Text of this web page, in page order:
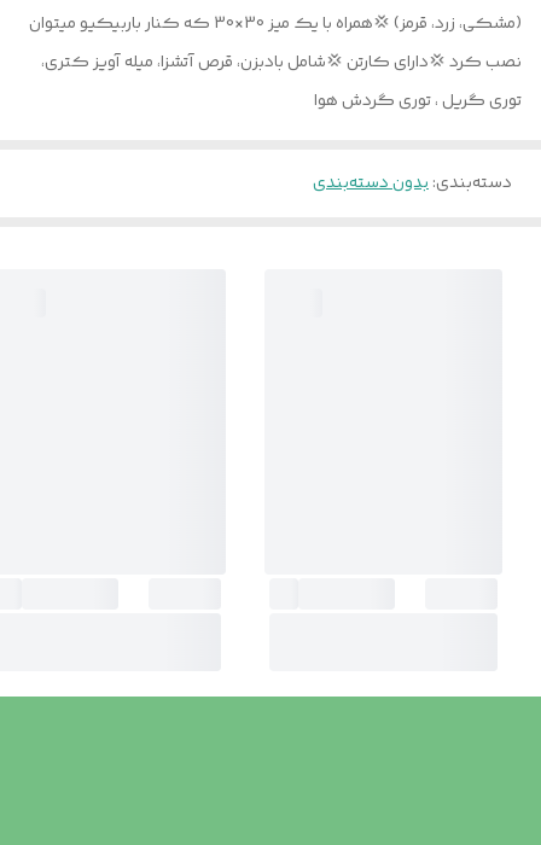
(مشکی، زرد، قرمز) 💢همراه با یک میز 30×30 که کنار باربیکیو میتوان
نصب کرد 💢دارای کارتن 💢شامل بادبزن، قرص آتشزا، میله آویز کتری،
توری گریل ، توری گردش هوا
دسته‌بندی:بدون دسته‌بندی